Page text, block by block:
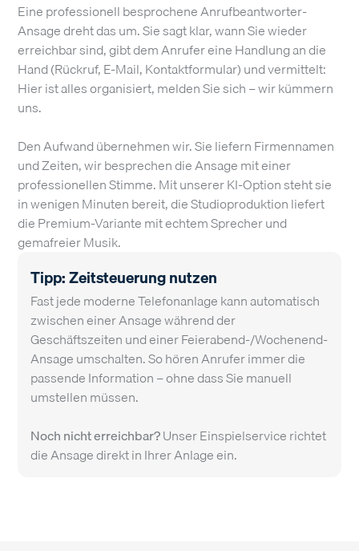
Eine professionell besprochene Anrufbeantworter-
Ansage dreht das um. Sie sagt klar, wann Sie wieder
erreichbar sind, gibt dem Anrufer eine Handlung an die
Hand (Rückruf, E-Mail, Kontaktformular) und vermittelt:
Hier ist alles organisiert, melden Sie sich – wir kümmern
uns.
Den Aufwand übernehmen wir. Sie liefern Firmennamen
und Zeiten, wir besprechen die Ansage mit einer
professionellen Stimme. Mit unserer KI-Option steht sie
in wenigen Minuten bereit, die Studioproduktion liefert
die Premium-Variante mit echtem Sprecher und
gemafreier Musik.
Tipp: Zeitsteuerung nutzen
Fast jede moderne Telefonanlage kann automatisch
zwischen einer Ansage während der
Geschäftszeiten und einer Feierabend-/Wochenend-
Ansage umschalten. So hören Anrufer immer die
passende Information – ohne dass Sie manuell
umstellen müssen.
Noch nicht erreichbar?UnserEinspielservicerichtet
die Ansage direkt in Ihrer Anlage ein.